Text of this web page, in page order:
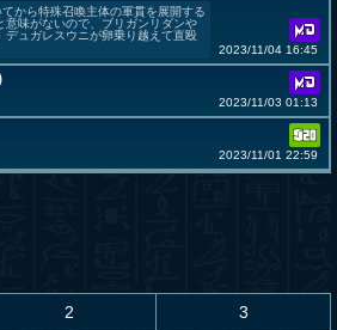
から特殊召喚主体の軍貫を展開する
味がないので、ブリガンリダンや
デュガレスウニが卵乗り越えて直殴
2023/11/04 16:45
2023/11/03 01:13
2023/11/01 22:59
2 3